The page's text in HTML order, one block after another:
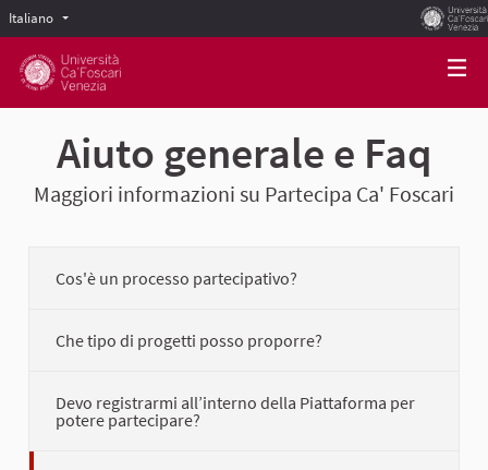
Italiano Scegli la lingua
Aiuto generale e Faq
Maggiori informazioni su Partecipa Ca' Foscari
Cos'è un processo partecipativo?
Che tipo di progetti posso proporre?
Devo registrarmi all’interno della Piattaforma per
potere partecipare?